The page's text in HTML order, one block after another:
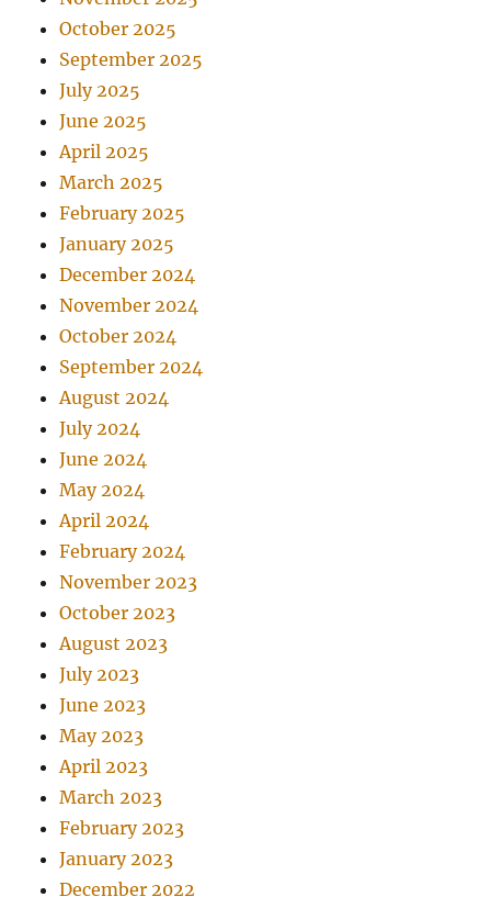
October 2025
September 2025
July 2025
June 2025
April 2025
March 2025
February 2025
January 2025
December 2024
November 2024
October 2024
September 2024
August 2024
July 2024
June 2024
May 2024
April 2024
February 2024
November 2023
October 2023
August 2023
July 2023
June 2023
May 2023
April 2023
March 2023
February 2023
January 2023
December 2022